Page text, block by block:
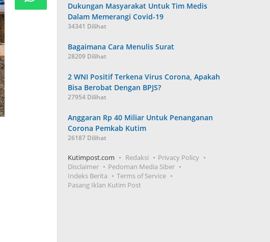
Dukungan Masyarakat Untuk Tim Medis
Dalam Memerangi Covid-19
34341 Dilihat
Bagaimana Cara Menulis Surat
28209 Dilihat
2 WNI Positif Terkena Virus Corona, Apakah
Bisa Berobat Dengan BPJS?
27954 Dilihat
Anggaran Rp 40 Miliar Untuk Penanganan
Corona Pemkab Kutim
26187 Dilihat
Kutimpost.com Redaksi
Privacy Policy
Disclaimer
Pedoman Media Siber
Indeks Berita
Terms of Service
Pasang Iklan Kutim Post